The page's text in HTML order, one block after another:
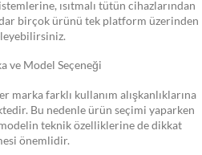
ısıtmalı tütün cihazlarından
birçok ürünü tek platform üzerinden
ve Model Seçeneği
marka farklı kullanım alışkanlıklarına
Bu nedenle ürün seçimi yaparken
teknik özelliklerine de dikkat
önemlidir.